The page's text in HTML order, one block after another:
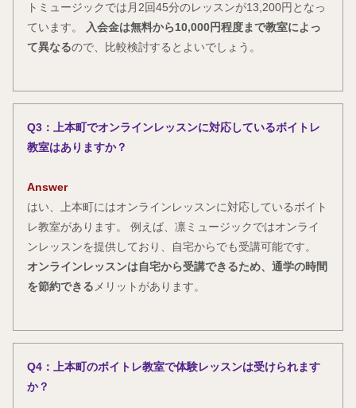
トミュージックでは月2回45分のレッスンが13,200円となっ
ています。 入会金は無料から10,000円程度まで教室によっ
て異なるので、比較検討するとよいでしょう。
Q3：上本町でオンラインレッスンに対応しているボイトレ
教室はありますか？
Answer
はい、上本町にはオンラインレッスンに対応しているボイト
レ教室があります。 例えば、凛ミュージックではオンライ
ンレッスンを提供しており、自宅からでも受講可能です。
オンラインレッスンは自宅から受講できるため、通学の時間
を節約できる メリットがあります。
Q4：上本町のボイトレ教室で体験レッスンは受けられます
か？